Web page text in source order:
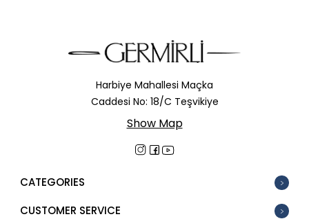
Harbiye Mahallesi Maçka
Caddesi No: 18/C Teşvikiye
Show Map
CATEGORIES
CUSTOMER SERVICE